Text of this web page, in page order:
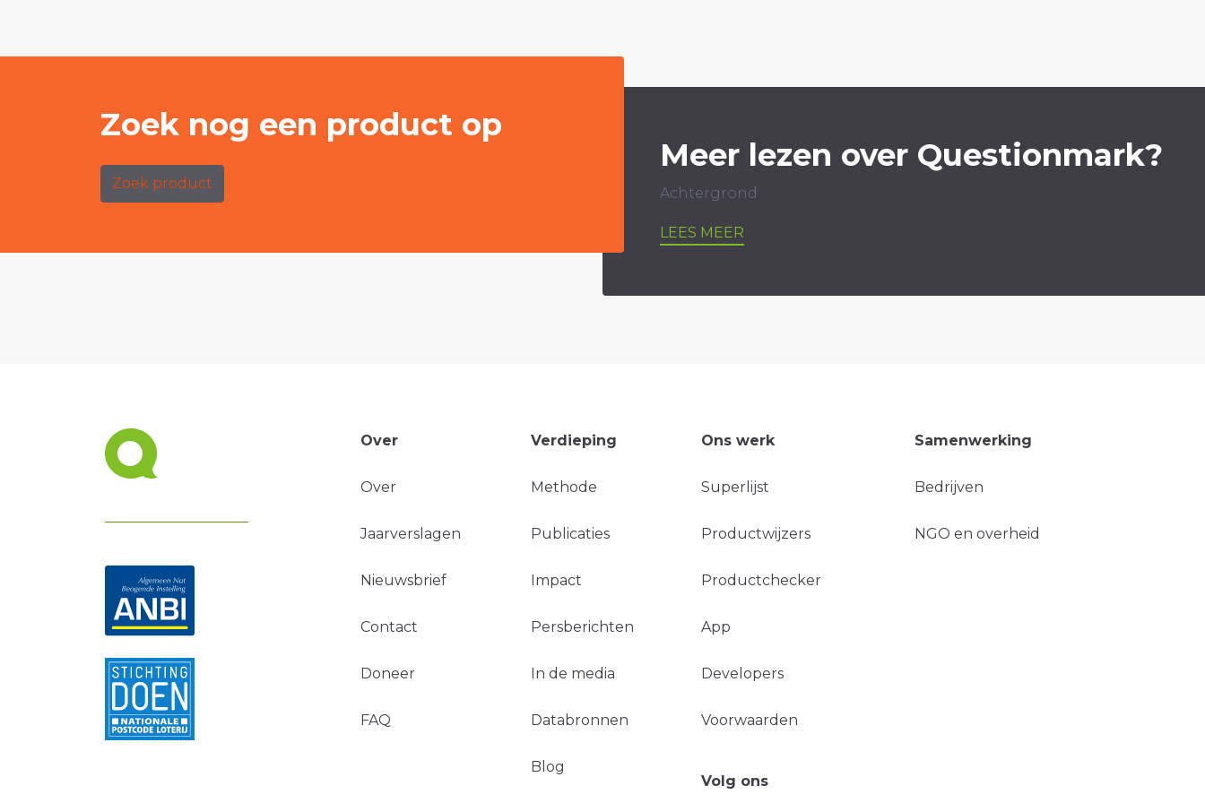
Zoek nog een product op
Zoek product
Meer lezen over Questionmark?
Achtergrond
LEES MEER
Over
Over
Jaarverslagen
Nieuwsbrief
Contact
Doneer
FAQ
Verdieping
Methode
Publicaties
Impact
Persberichten
In de media
Databronnen
Blog
Ons werk
Superlijst
Productwijzers
Productchecker
App
Developers
Voorwaarden
Samenwerking
Bedrijven
NGO en overheid
Volg ons